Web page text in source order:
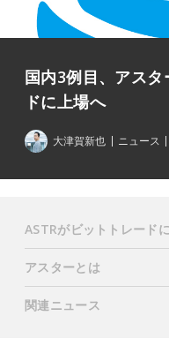
国内3例目、アス
ドに上場へ
大津賀新也 ニュース
ASTRがビットトレード
アスターとは
関連ニュース